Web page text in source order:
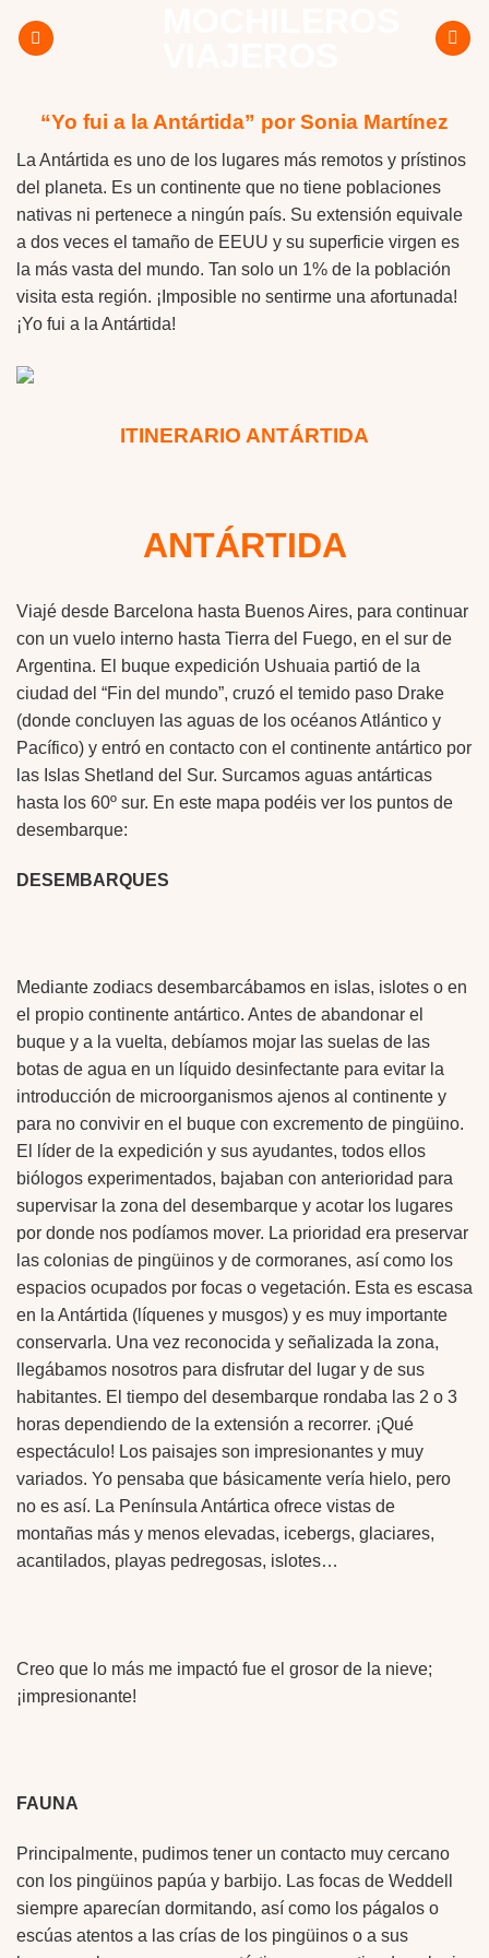
“Yo fui a la Antártida” por Sonia Martínez
La Antártida es uno de los lugares más remotos y prístinos
del planeta. Es un continente que no tiene poblaciones
nativas ni pertenece a ningún país. Su extensión equivale
a dos veces el tamaño de EEUU y su superficie virgen es
la más vasta del mundo. Tan solo un 1% de la población
visita esta región. ¡Imposible no sentirme una afortunada!
¡Yo fui a la Antártida!
ITINERARIO ANTÁRTIDA
ANTÁRTIDA
Viajé desde Barcelona hasta Buenos Aires, para continuar
con un vuelo interno hasta Tierra del Fuego, en el sur de
Argentina. El buque expedición Ushuaia partió de la
ciudad del “Fin del mundo”, cruzó el temido paso Drake
(donde concluyen las aguas de los océanos Atlántico y
Pacífico) y entró en contacto con el continente antártico por
las Islas Shetland del Sur. Surcamos aguas antárticas
hasta los 60º sur. En este mapa podéis ver los puntos de
desembarque:
DESEMBARQUES
Mediante zodiacs desembarcábamos en islas, islotes o en
el propio continente antártico. Antes de abandonar el
buque y a la vuelta, debíamos mojar las suelas de las
botas de agua en un líquido desinfectante para evitar la
introducción de microorganismos ajenos al continente y
para no convivir en el buque con excremento de pingüino.
El líder de la expedición y sus ayudantes, todos ellos
biólogos experimentados, bajaban con anterioridad para
supervisar la zona del desembarque y acotar los lugares
por donde nos podíamos mover. La prioridad era preservar
las colonias de pingüinos y de cormoranes, así como los
espacios ocupados por focas o vegetación. Esta es escasa
en la Antártida (líquenes y musgos) y es muy importante
conservarla. Una vez reconocida y señalizada la zona,
llegábamos nosotros para disfrutar del lugar y de sus
habitantes. El tiempo del desembarque rondaba las 2 o 3
horas dependiendo de la extensión a recorrer. ¡Qué
espectáculo! Los paisajes son impresionantes y muy
variados. Yo pensaba que básicamente vería hielo, pero
no es así. La Península Antártica ofrece vistas de
montañas más y menos elevadas, icebergs, glaciares,
acantilados, playas pedregosas, islotes…
Creo que lo más me impactó fue el grosor de la nieve;
¡impresionante!
FAUNA
Principalmente, pudimos tener un contacto muy cercano
con los pingüinos papúa y barbijo. Las focas de Weddell
siempre aparecían dormitando, así como los págalos o
escúas atentos a las crías de los pingüinos o a sus